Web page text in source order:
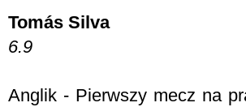
Tomás Silva
6.9
Anglik - Pierwszy mecz na